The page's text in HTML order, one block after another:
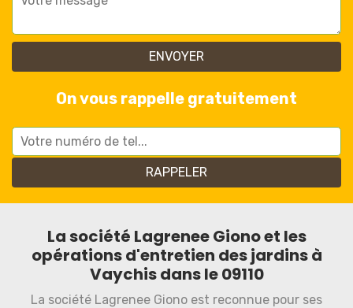
On vous rappelle gratuitement
La société Lagrenee Giono et les
opérations d'entretien des jardins à
Vaychis dans le 09110
La société Lagrenee Giono est reconnue pour ses